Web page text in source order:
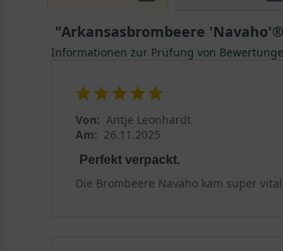
"Arkansasbrombeere
Informationen zur Prüfung von
Von: Antje Leonhardt
Am: 26.11.2025
Perfekt verpackt.
Die Brombeere Navaho kam super